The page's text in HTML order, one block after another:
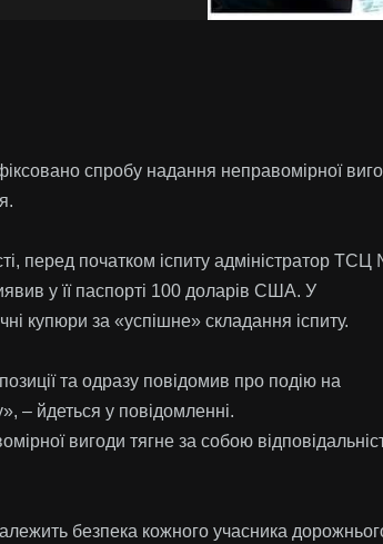
спробу надання неправомірної
перед початком іспиту адміністратор
у її паспорті 100 доларів США. У
купюри за «успішне» складання іспиту.
та одразу повідомив про подію на
– йдеться у повідомленні.
вигоди тягне за собою
безпека кожного учасника